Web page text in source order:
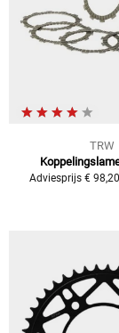
TRW
Adviesprijs €